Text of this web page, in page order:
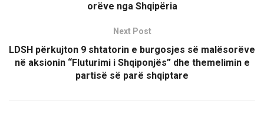
orëve nga Shqipëria
Next Post
LDSH përkujton 9 shtatorin e burgosjes së malësorëve
në aksionin “Fluturimi i Shqiponjës” dhe themelimin e
partisë së parë shqiptare